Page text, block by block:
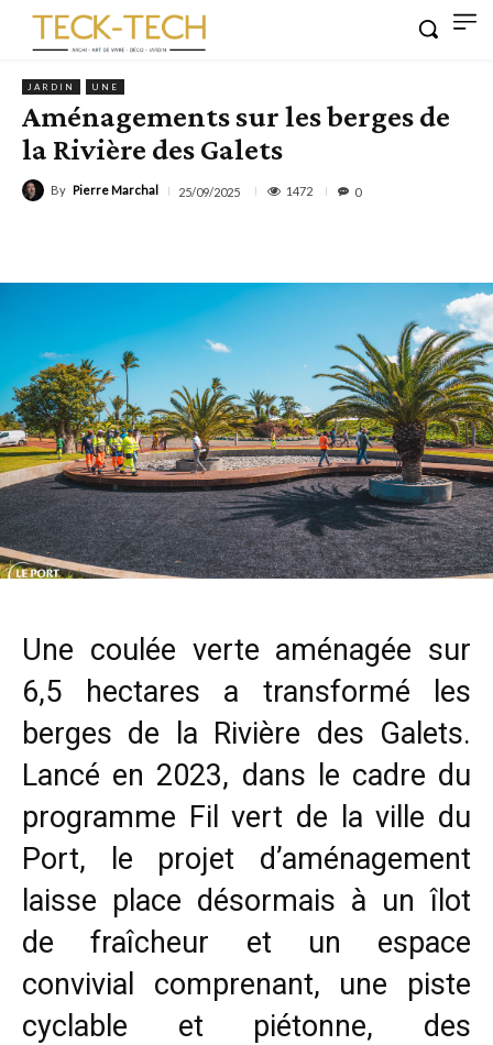
JARDIN UNE
Aménagements sur les berges de
la Rivière des Galets
By Pierre Marchal 25/09/2025 1472 0
Une coulée verte aménagée sur
6,5 hectares a transformé les
berges de la Rivière des Galets.
Lancé en 2023, dans le cadre du
programme Fil vert de la ville du
Port, le projet d’aménagement
laisse place désormais à un îlot
de fraîcheur et un espace
convivial comprenant, une piste
cyclable et piétonne, des